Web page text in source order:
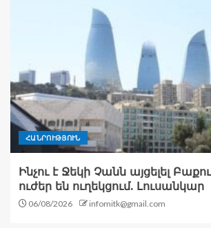
ՀԱՆՐՈՒԹՅՈՒՆ
Ինչու է Ջեկի Չանն այցելել
ուժեր են ուղեկցում. Լուսանկար
06/08/2026 infomitk@gmail.com